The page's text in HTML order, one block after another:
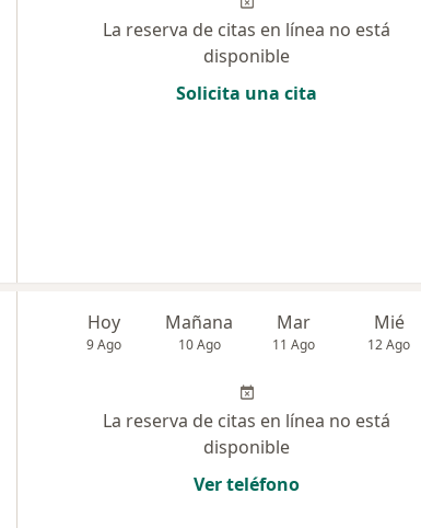
La reserva de citas en línea no está
disponible
Solicita una cita
Hoy
9 Ago
Mañana
10 Ago
Mar
11 Ago
Mié
12 Ago
La reserva de citas en línea no está
disponible
Ver teléfono